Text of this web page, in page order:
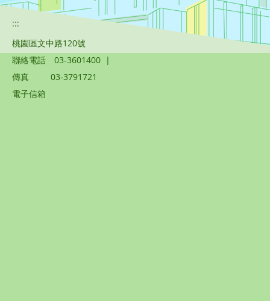
:::
桃園區文中路120號
聯絡電話
03-3601400 |
傳真
03-3791721
電子信箱